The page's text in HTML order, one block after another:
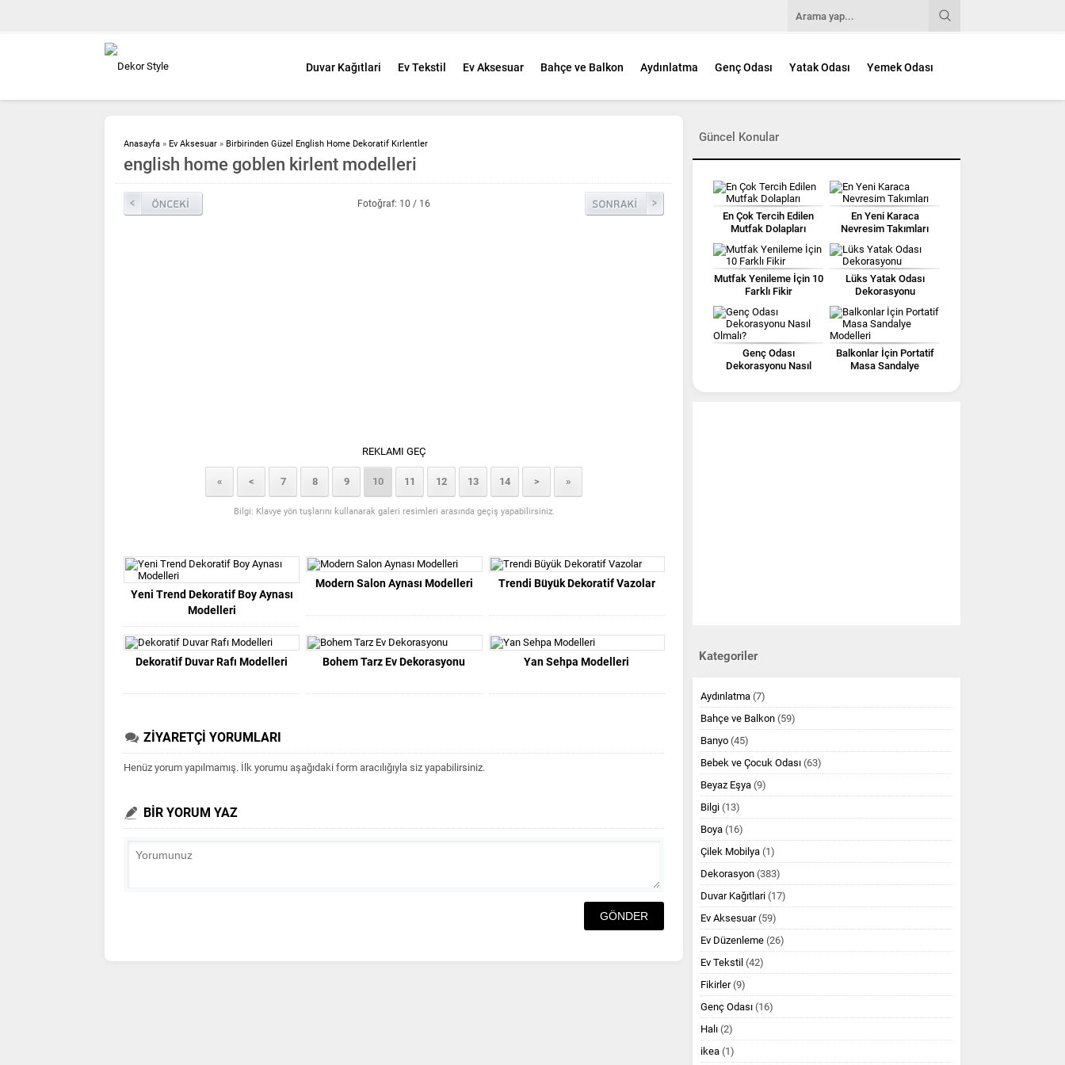
Duvar Kağıtlari Ev Tekstil Ev Aksesuar Bahçe ve Balkon Aydınlatma Genç Odası Yatak Odası Yemek Odası
Anasayfa » Ev Aksesuar » Birbirinden Güzel English Home Dekoratif Kırlentler
english home goblen kirlent modelleri
Fotoğraf: 10 / 16
REKLAMI GEÇ
« < 7 8 9 10 11 12 13 14 > »
Bilgi: Klavye yön tuşlarını kullanarak galeri resimleri arasında geçiş yapabilirsiniz.
Yeni Trend Dekoratif Boy Aynası
Modelleri
Modern Salon Aynası Modelleri Trendi Büyük Dekoratif Vazolar
Dekoratif Duvar Rafı Modelleri Bohem Tarz Ev Dekorasyonu Yan Sehpa Modelleri
ZİYARETÇİ YORUMLARI
Henüz yorum yapılmamış. İlk yorumu aşağıdaki form aracılığıyla siz yapabilirsiniz.
BİR YORUM YAZ
Güncel Konular
En Çok Tercih Edilen
Mutfak Dolapları
En Yeni Karaca
Nevresim Takımları
Mutfak Yenileme İçin 10
Farklı Fikir
Lüks Yatak Odası
Dekorasyonu
Genç Odası
Dekorasyonu Nasıl
Balkonlar İçin Portatif
Masa Sandalye
Kategoriler
Aydınlatma (7)
Bahçe ve Balkon (59)
Banyo (45)
Bebek ve Çocuk Odası (63)
Beyaz Eşya (9)
Bilgi (13)
Boya (16)
Çilek Mobilya (1)
Dekorasyon (383)
Duvar Kağıtlari (17)
Ev Aksesuar(59)
Ev Düzenleme (26)
Ev Tekstil (42)
Fikirler(9)
Genç Odası (16)
Halı (2)
ikea (1)